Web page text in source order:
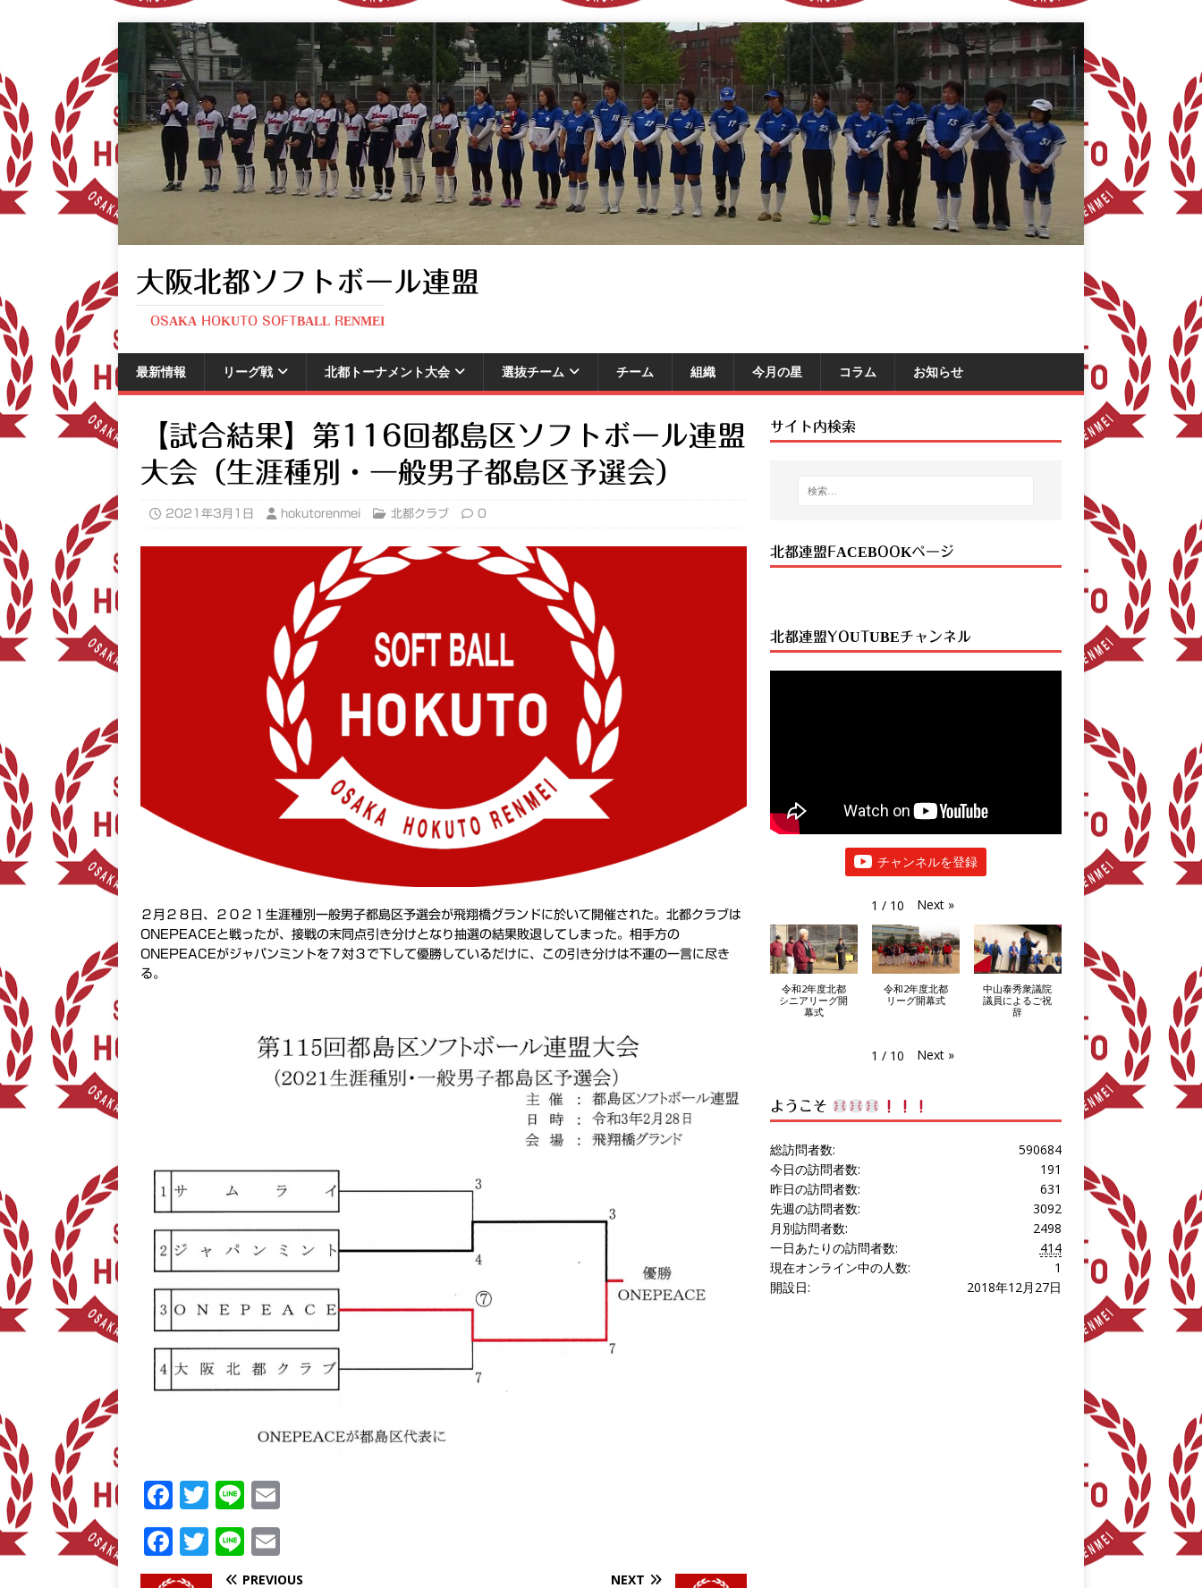
大阪北都ソフトボール連盟
OSAKA HOKUTO SOFTBALL RENMEI
最新情報 リーグ戦 北都トーナメント大会 選抜チーム チーム 組織 今月の星 コラム お知らせ
【試合結果】第116回都島区ソフトボール連盟
大会（生涯種別・一般男子都島区予選会）
2021年3月1日 hokutorenmei 北都クラブ 0
２月２８日、２０２１生涯種別一般男子都島区予選会が飛翔橋グランドに於いて開催された。北都クラブは
ONEPEACEと戦ったが、接戦の末同点引き分けとなり抽選の結果敗退してしまった。相手方の
ONEPEACEがジャパンミントを７対３で下して優勝しているだけに、この引き分けは不運の一言に尽き
る。
F
a
c
e
T
w
it
t
Li
n
e
l
F
a
T
w
Li
n
m
PREVIOUS NEXT
サイト内検索
北都連盟FACEBOOKページ
北都連盟YOUTUBEチャンネル
チャンネルを登録
1 / 10 Next »
令和2年度北都
シニアリーグ開
幕式
令和2年度北都
リーグ開幕式
中山泰秀衆議院
議員によるご祝
辞
1 / 10 Next »
ようこそ
590684
総訪問者数:
191
今日の訪問者数:
631
昨日の訪問者数:
3092
先週の訪問者数:
2498
月別訪問者数:
414
一日あたりの訪問者数:
1
現在オンライン中の人数:
2018年12月27日
開設日: